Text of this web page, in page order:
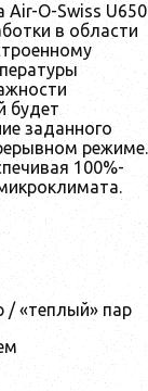
Air-O-Swiss U650
в области
будет
заданного
режиме.
100%-
/ «теплый» пар